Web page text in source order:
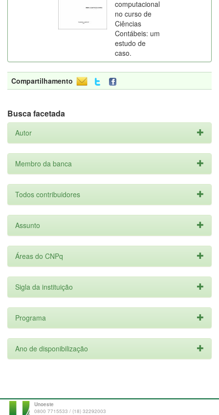
computacional
no curso de
Ciências
Contábeis: um
estudo de
caso.
Compartilhamento
Busca facetada
Autor
Membro da banca
Todos contribuidores
Assunto
Áreas do CNPq
Sigla da instituição
Programa
Ano de disponibilização
Unoeste
0800 7715533 / (18) 32292003